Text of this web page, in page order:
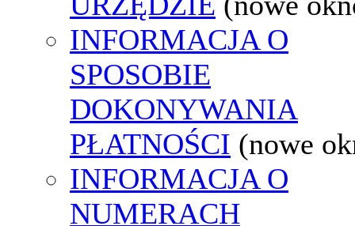
INFORMACJA O
SPOSOBIE
DOKONYWANIA
PŁATNOŚCI (nowe
INFORMACJA O
NUMERACH